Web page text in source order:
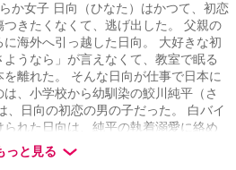
か女子 日向（ひなた）はかつて、初恋
きたくなくて、逃げ出した。 父親の
海外へ引っ越した日向。 大好きな初
うなら」が言えなくて、教室で眠る
離れた。 そんな日向が仕事で日本に
、小学校から幼馴染の鮫川純平（さ
日向の初恋の男の子だった。 白バイ
れた日向は、純平の執着溺愛に絡め
くなっていて。 怒っていると思って
のかなって。 なのに……。 「俺、お前
っと見る